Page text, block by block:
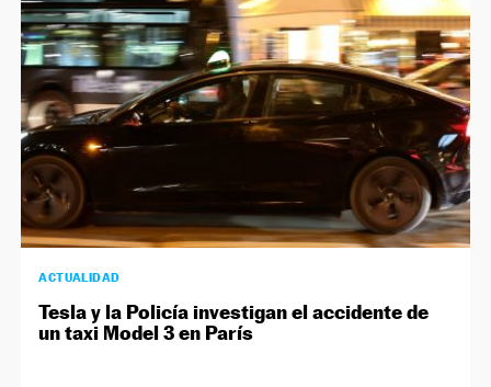
ACTUALIDAD
Tesla y la Policía investigan el accidente de
un taxi Model 3 en París